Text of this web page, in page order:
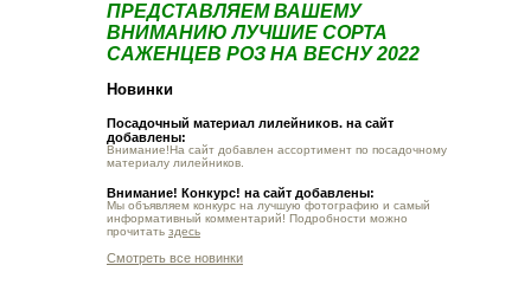
ПРЕДСТАВЛЯЕМ ВАШЕМУ
ВНИМАНИЮ ЛУЧШИЕ СОРТА
САЖЕНЦЕВ РОЗ НА ВЕСНУ 2022
Новинки
Посадочный материал лилейников. на сайт
добавлены:
Внимание!На сайт добавлен ассортимент по посадочному
материалу лилейников.
Внимание! Конкурс! на сайт добавлены:
Мы объявляем конкурс на лучшую фотографию и самый
информативный комментарий! Подробности можно
прочитать здесь
Смотреть все новинки